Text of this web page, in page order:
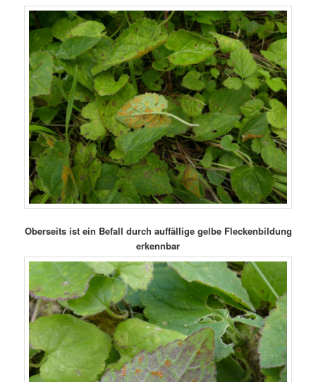
Oberseits ist ein Befall durch auffällige gelbe Fleckenbildung
erkennbar